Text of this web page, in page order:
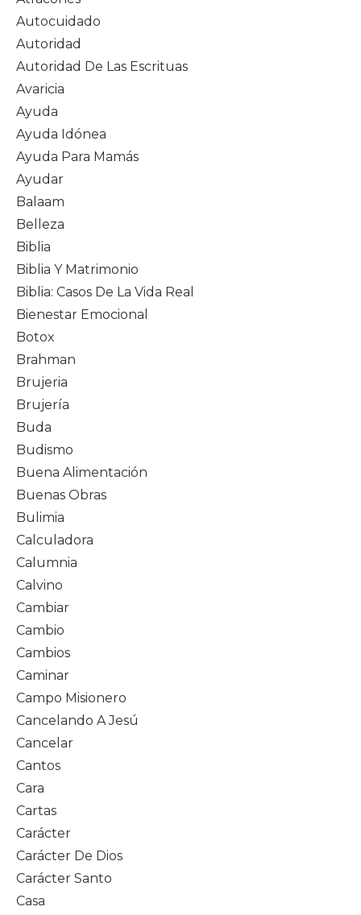
Autocuidado
Autoridad
Autoridad De Las Escrituas
Avaricia
Ayuda
Ayuda Idónea
Ayuda Para Mamás
Ayudar
Balaam
Belleza
Biblia
Biblia Y Matrimonio
Biblia: Casos De La Vida Real
Bienestar Emocional
Botox
Brahman
Brujeria
Brujería
Buda
Budismo
Buena Alimentación
Buenas Obras
Bulimia
Calculadora
Calumnia
Calvino
Cambiar
Cambio
Cambios
Caminar
Campo Misionero
Cancelando A Jesú
Cancelar
Cantos
Cara
Cartas
Carácter
Carácter De Dios
Carácter Santo
Casa